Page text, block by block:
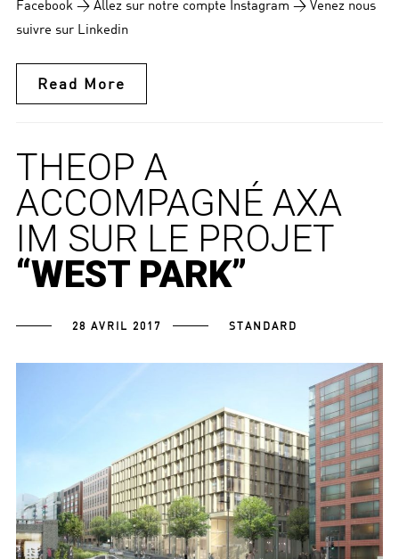
Facebook > Allez sur notre compte Instagram > Venez nous
suivre sur Linkedin
Read More
THEOP A
ACCOMPAGNÉ AXA
IM SUR LE PROJET
“WEST PARK”
28 AVRIL 2017 STANDARD